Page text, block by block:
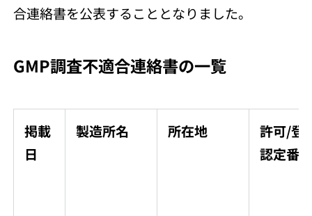
合連絡書を公表することとなりました。
GMP調査不適合連絡書の一覧
掲載
日
製造所名 所在地
許可/登
認定番号